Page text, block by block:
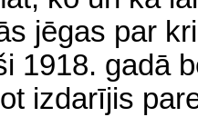
jēgas par
1918. gadā
izdarījis